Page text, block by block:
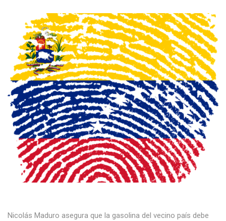
Nicolás Maduro asegura que la gasolina del vecino país debe